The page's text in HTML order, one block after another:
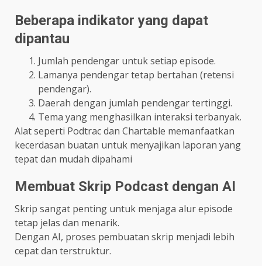
Beberapa indikator yang dapat
dipantau
Jumlah pendengar untuk setiap episode.
Lamanya pendengar tetap bertahan (retensi
pendengar).
Daerah dengan jumlah pendengar tertinggi.
Tema yang menghasilkan interaksi terbanyak.
Alat seperti Podtrac dan Chartable memanfaatkan
kecerdasan buatan untuk menyajikan laporan yang
tepat dan mudah dipahami
Membuat Skrip Podcast dengan AI
Skrip sangat penting untuk menjaga alur episode
tetap jelas dan menarik.
Dengan AI, proses pembuatan skrip menjadi lebih
cepat dan terstruktur.